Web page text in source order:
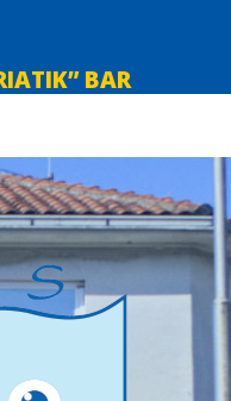
BAR